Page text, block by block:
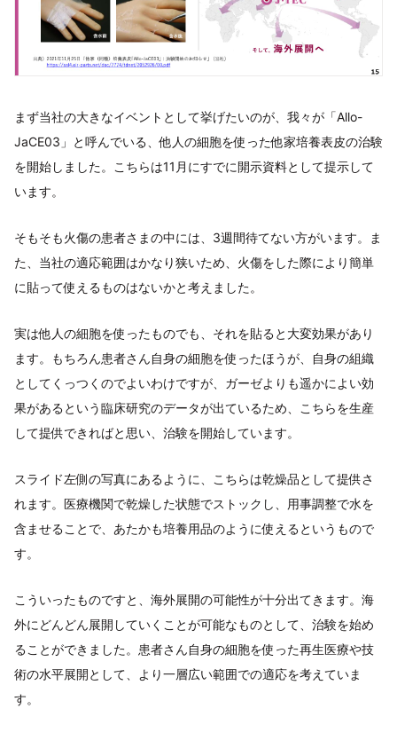
まず当社の大きなイベントとして挙げたいのが、我々が「Allo-
JaCE03」と呼んでいる、他人の細胞を使った他家培養表皮の治験
を開始しました。こちらは11月にすでに開示資料として提示して
います。
そもそも火傷の患者さまの中には、3週間待てない方がいます。ま
た、当社の適応範囲はかなり狭いため、火傷をした際により簡単
に貼って使えるものはないかと考えました。
実は他人の細胞を使ったものでも、それを貼ると大変効果があり
ます。もちろん患者さん自身の細胞を使ったほうが、自身の組織
としてくっつくのでよいわけですが、ガーゼよりも遥かによい効
果があるという臨床研究のデータが出ているため、こちらを生産
して提供できればと思い、治験を開始しています。
スライド左側の写真にあるように、こちらは乾燥品として提供さ
れます。医療機関で乾燥した状態でストックし、用事調整で水を
含ませることで、あたかも培養用品のように使えるというもので
す。
こういったものですと、海外展開の可能性が十分出てきます。海
外にどんどん展開していくことが可能なものとして、治験を始め
ることができました。患者さん自身の細胞を使った再生医療や技
術の水平展開として、より一層広い範囲での適応を考えていま
す。